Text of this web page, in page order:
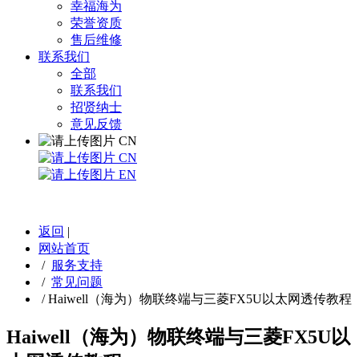
幸福海为
荣誉资质
售后维修
联系我们
全部
联系我们
招贤纳士
意见反馈
CN
CN
EN
返回 |
网站首页
/ 服务支持
/ 常见问题
/Haiwell（海为​）物联终端与三菱FX5U以太网透传教程
Haiwell（海为​）物联终端与三菱FX5U以